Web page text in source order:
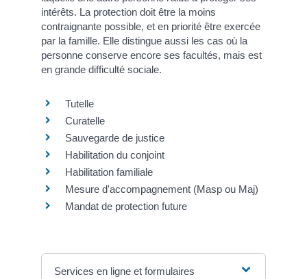
intérêts. La protection doit être la moins
contraignante possible, et en priorité être exercée
par la famille. Elle distingue aussi les cas où la
personne conserve encore ses facultés, mais est
en grande difficulté sociale.
Tutelle
Curatelle
Sauvegarde de justice
Habilitation du conjoint
Habilitation familiale
Mesure d'accompagnement (Masp ou Maj)
Mandat de protection future
Services en ligne et formulaires